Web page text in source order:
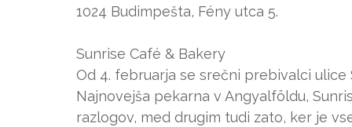
1024 Budimpešta, Fény utca 5.
Sunrise Café & Bakery
Od 4. februarja se srečni prebivalci
Najnovejša pekarna v Angyalföldu,
razlogov, med drugim tudi zato, ker je